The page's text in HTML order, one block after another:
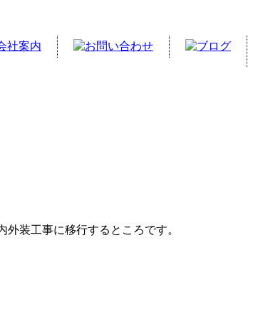
装工事に移行するところです。